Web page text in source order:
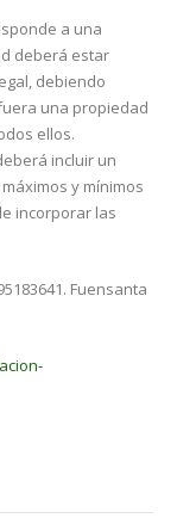
a una
de­berá estar
debiendo
una propiedad
ellos.
incluir un
y mínimos
incorporar las
Fuensanta